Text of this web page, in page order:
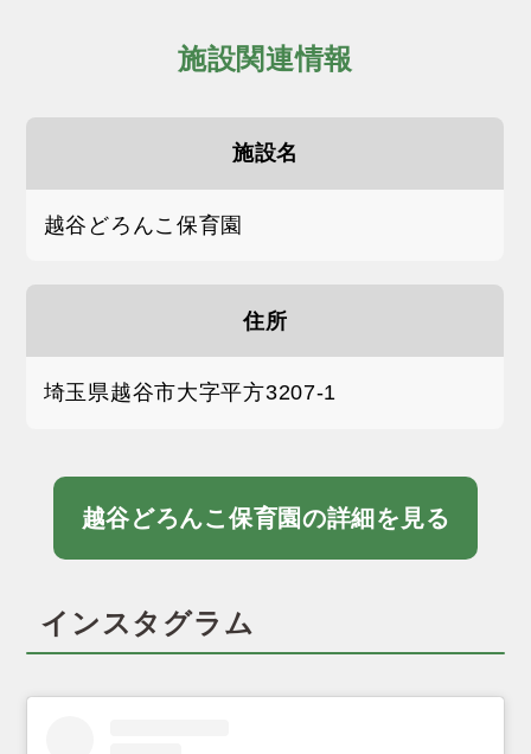
施設関連情報
施設名
越谷どろんこ保育園
住所
埼玉県越谷市大字平方3207-1
越谷どろんこ保育園の詳細を見る
インスタグラム